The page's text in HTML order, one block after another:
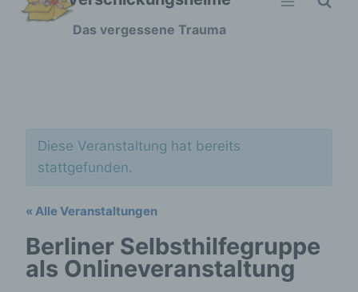
Zum
Das vergessene Trauma
Diese Veranstaltung hat bereits
stattgefunden.
« Alle Veranstaltungen
Berliner Selbsthilfegruppe
als Onlineveranstaltung